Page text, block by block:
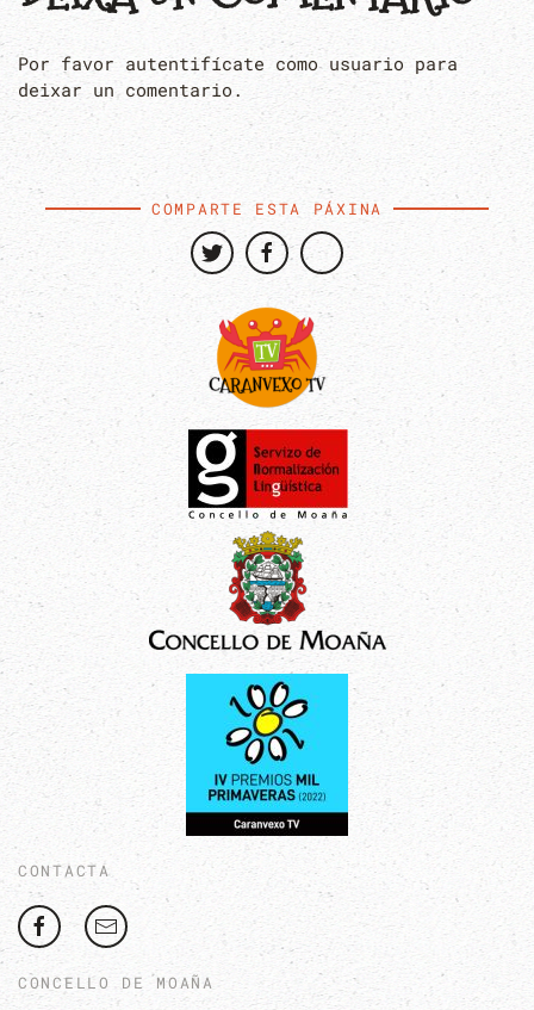
Por favor autentifícate como usuario para
deixar un comentario.
COMPARTE ESTA PÁXINA
CONTACTA
CONCELLO DE MOAÑA